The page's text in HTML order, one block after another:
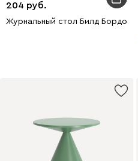
204
Журнальный стол Билд Бордовый